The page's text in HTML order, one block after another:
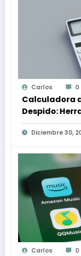
Carlos 0
Calculadora
Despido:
Proteger tus
Diciembre 30,
Carlos 0